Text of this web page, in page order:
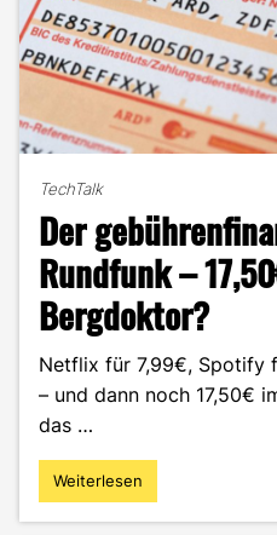
TechTalk
Der
Rundfunk –
Bergdoktor?
Netflix für 7,99€, Spotify
– und dann noch 17,50€
das …
"Der
gebührenfinanzierte
Weiterlesen